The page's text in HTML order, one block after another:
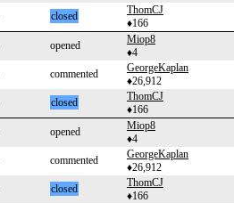
closed
ThomCJ
♦166
opened
Miop8
♦4
commented
GeorgeKaplan
♦26,912
closed
ThomCJ
♦166
opened
Miop8
♦4
commented
GeorgeKaplan
♦26,912
closed
ThomCJ
♦166